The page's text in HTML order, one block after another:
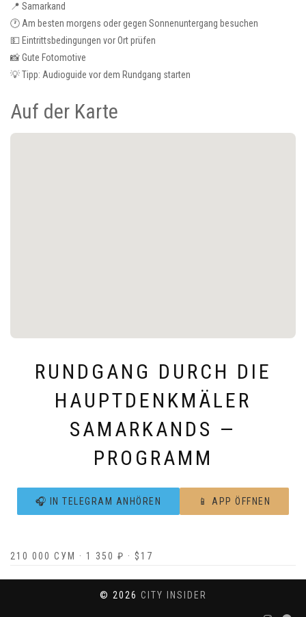
📍 Samarkand
🕐 Am besten morgens oder gegen Sonnenuntergang besuchen
💵 Eintrittsbedingungen vor Ort prüfen
📸 Gute Fotomotive
💡 Tipp: Audioguide vor dem Rundgang starten
Auf der Karte
RUNDGANG DURCH DIE
HAUPTDENKMÄLER
SAMARKANDS —
PROGRAMM
🎧 IN TELEGRAM ANHÖREN 📱 APP ÖFFNEN
210 000 СУМ · 1 350 ₽ · $17
© 2026 CITY INSIDER